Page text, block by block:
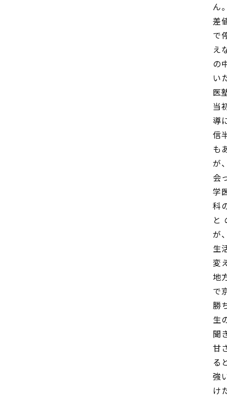
ん
差
で
え
の
い
医
当
導
信
も
が
会
学
科
と
が
生
変
地
で
勝
生
聞
甘
る
強
け